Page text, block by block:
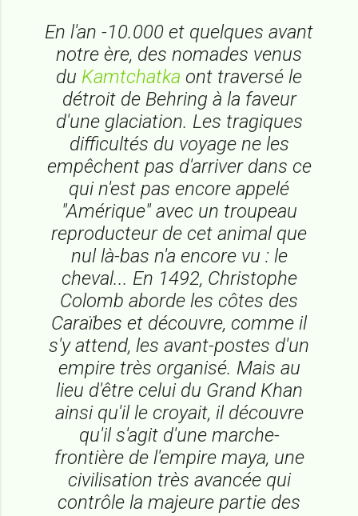
En l'an -10.000 et quelques avant
notre ère, des nomades venus
du Kamtchatka ont traversé le
détroit de Behring à la faveur
d'une glaciation. Les tragiques
difficultés du voyage ne les
empêchent pas d'arriver dans ce
qui n'est pas encore appelé
"Amérique" avec un troupeau
reproducteur de cet animal que
nul là-bas n'a encore vu : le
cheval... En 1492, Christophe
Colomb aborde les côtes des
Caraïbes et découvre, comme il
s'y attend, les avant-postes d'un
empire très organisé. Mais au
lieu d'être celui du Grand Khan
ainsi qu'il le croyait, il découvre
qu'il s'agit d'une marche-
frontière de l'empire maya, une
civilisation très avancée qui
contrôle la majeure partie des